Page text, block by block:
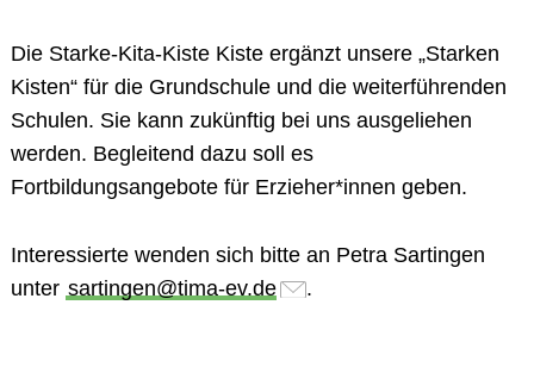
Die Starke-Kita-Kiste Kiste ergänzt unsere „Starken
Kisten“ für die Grundschule und die weiterführenden
Schulen. Sie kann zukünftig bei uns ausgeliehen
werden. Begleitend dazu soll es
Fortbildungsangebote für Erzieher*innen geben.
Interessierte wenden sich bitte an Petra Sartingen
unter sartingen@tima-ev.de .